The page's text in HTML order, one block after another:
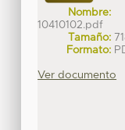
Nombre:
10410102.pdf
Tamaño:
Formato:
Ver documento